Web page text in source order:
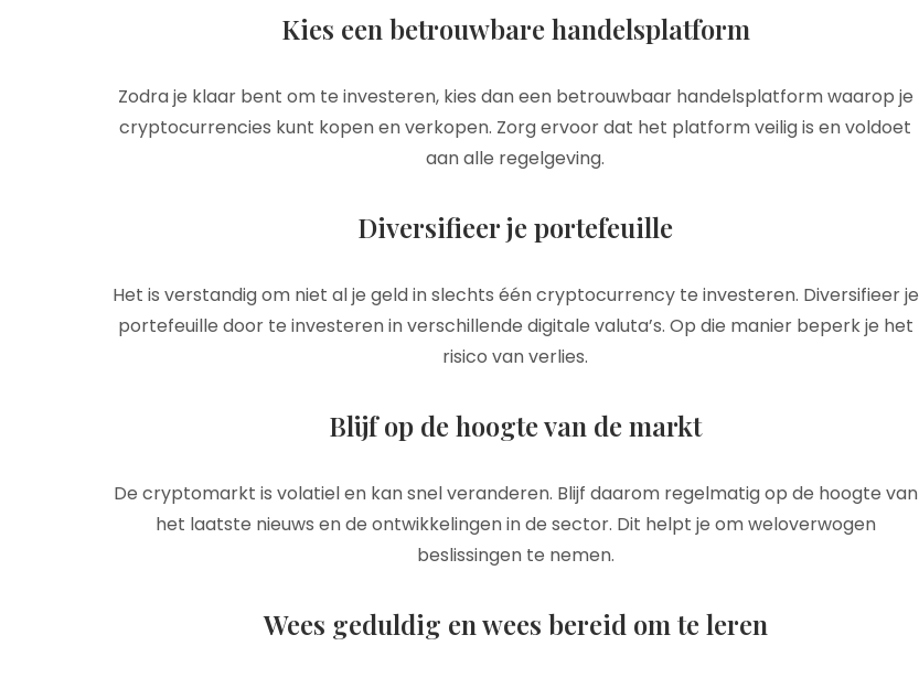
Kies een betrouwbare handelsplatform
Zodra je klaar bent om te investeren, kies dan een betrouwbaar handelsplatform waarop je
cryptocurrencies kunt kopen en verkopen. Zorg ervoor dat het platform veilig is en voldoet
aan alle regelgeving.
Diversifieer je portefeuille
Het is verstandig om niet al je geld in slechts één cryptocurrency te investeren. Diversifieer je
portefeuille door te investeren in verschillende digitale valuta’s. Op die manier beperk je het
risico van verlies.
Blijf op de hoogte van de markt
De cryptomarkt is volatiel en kan snel veranderen. Blijf daarom regelmatig op de hoogte van
het laatste nieuws en de ontwikkelingen in de sector. Dit helpt je om weloverwogen
beslissingen te nemen.
Wees geduldig en wees bereid om te leren